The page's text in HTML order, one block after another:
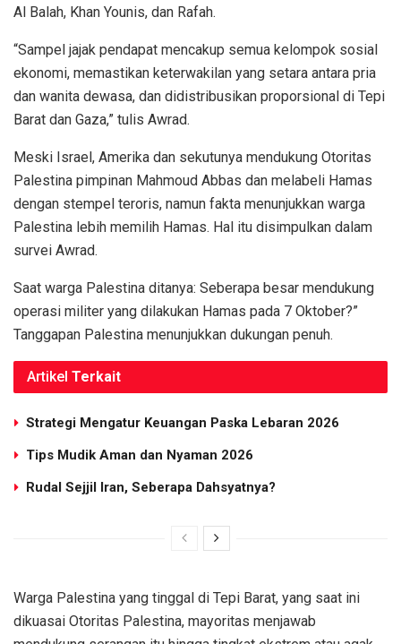
Al Balah, Khan Younis, dan Rafah.
“Sampel jajak pendapat mencakup semua kelompok sosial
ekonomi, memastikan keterwakilan yang setara antara pria
dan wanita dewasa, dan didistribusikan proporsional di Tepi
Barat dan Gaza,” tulis Awrad.
Meski Israel, Amerika dan sekutunya mendukung Otoritas
Palestina pimpinan Mahmoud Abbas dan melabeli Hamas
dengan stempel teroris, namun fakta menunjukkan warga
Palestina lebih memilih Hamas. Hal itu disimpulkan dalam
survei Awrad.
Saat warga Palestina ditanya: Seberapa besar mendukung
operasi militer yang dilakukan Hamas pada 7 Oktober?”
Tanggapan Palestina menunjukkan dukungan penuh.
Artikel Terkait
Strategi Mengatur Keuangan Paska Lebaran 2026
Tips Mudik Aman dan Nyaman 2026
Rudal Sejjil Iran, Seberapa Dahsyatnya?
Warga Palestina yang tinggal di Tepi Barat, yang saat ini
dikuasai Otoritas Palestina, mayoritas menjawab